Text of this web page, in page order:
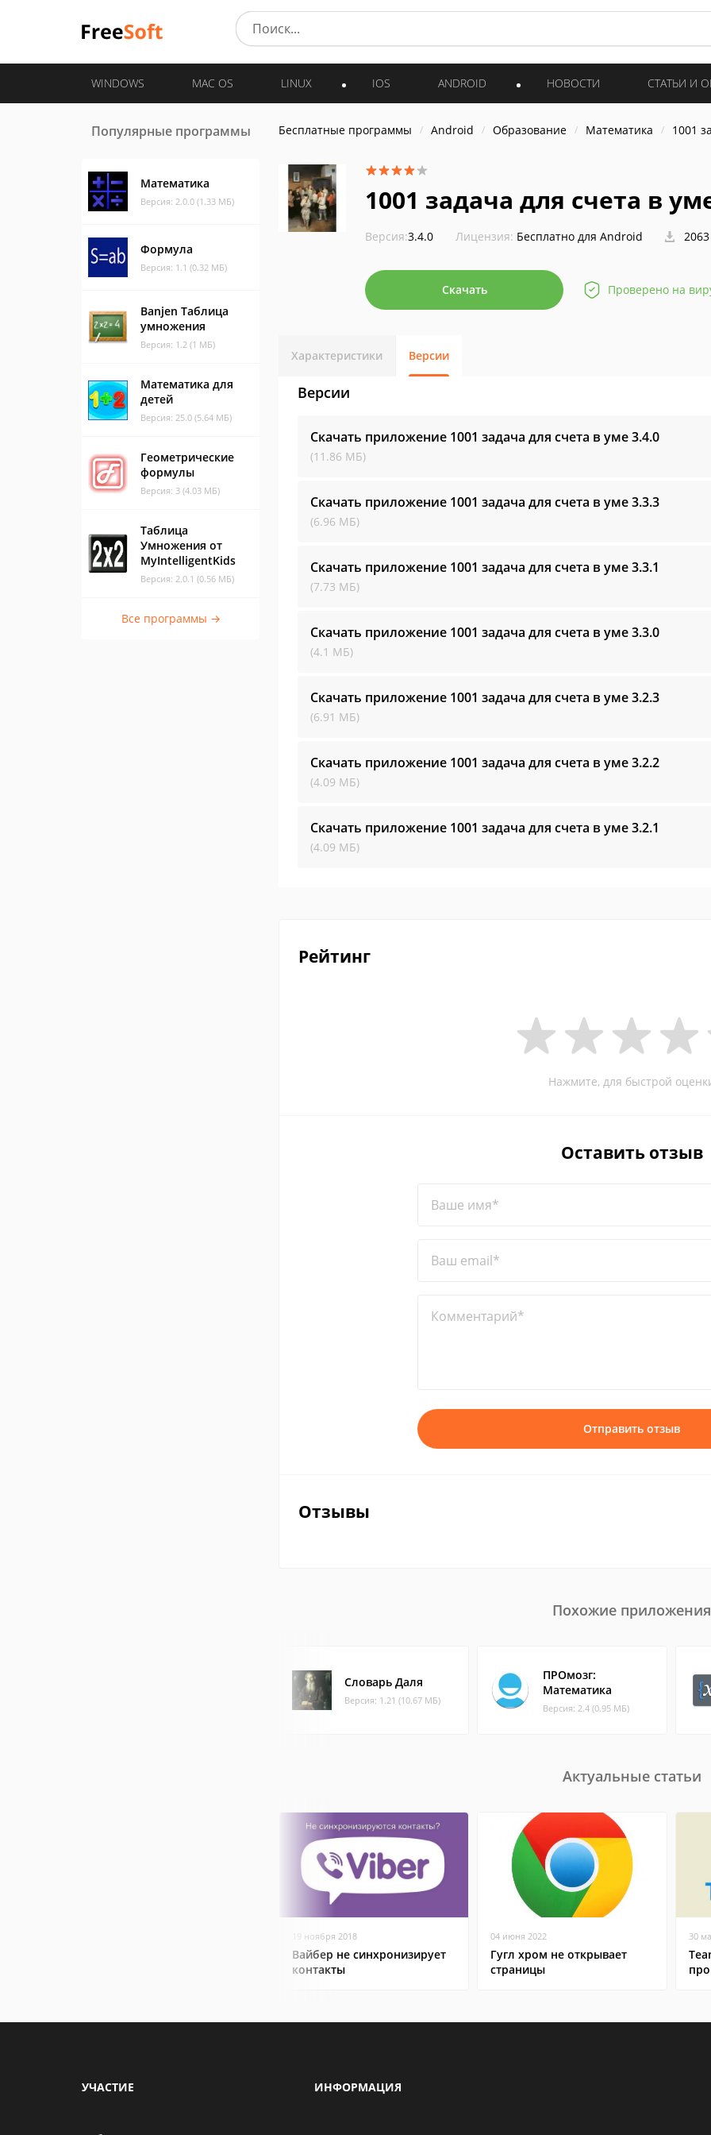
WINDOWS MAC OS LINUX IOS ANDROID НОВОСТИ СТАТЬИ И
Популярные программы
Математика
Версия: 2.0.0 (1.33 МБ)
Формула
Версия: 1.1 (0.32 МБ)
Banjen Таблица
умножения
Версия: 1.2 (1 МБ)
Математика для
детей
Версия: 25.0 (5.64 МБ)
Геометрические
формулы
Версия: 3 (4.03 МБ)
Таблица
Умножения от
MyIntelligentKids
Версия: 2.0.1 (0.56 МБ)
Все программы →
Бесплатные программы Android Образование Математика 1001
1001 задача для счета в
Версия:3.4.0 Лицензия: Бесплатно для Android
Скачать Проверено на
Характеристики Версии
Версии
Скачать приложение 1001 задача для счета в уме3.4.0
(11.86 МБ)
Скачать приложение 1001 задача для счета в уме3.3.3
(6.96 МБ)
Скачать приложение 1001 задача для счета в уме3.3.1
(7.73 МБ)
Скачать приложение 1001 задача для счета в уме3.3.0
(4.1 МБ)
Скачать приложение 1001 задача для счета в уме3.2.3
(6.91 МБ)
Скачать приложение 1001 задача для счета в уме3.2.2
(4.09 МБ)
Скачать приложение 1001 задача для счета в уме3.2.1
(4.09 МБ)
Рейтинг
Нажмите, для быстрой
Оставить отзыв
Ваше имя*
Ваш email*
Комментарий*
Отправить отзыв
Отзывы
Похожие приложения
Словарь Даля
Версия: 1.21 (10.67 МБ)
ПРОмозг:
Математика
Версия: 2.4 (0.95 МБ)
Актуальные статьи
19 ноября 2018
Вайбер не синхронизирует
контакты
04 июня 2022
Гугл хром не открывает
страницы
30
УЧАСТИЕ ИНФОРМАЦИЯ